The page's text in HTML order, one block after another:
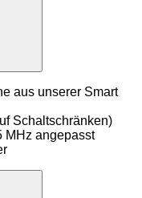
aus unserer Smart
Schaltschränken)
MHz angepasst